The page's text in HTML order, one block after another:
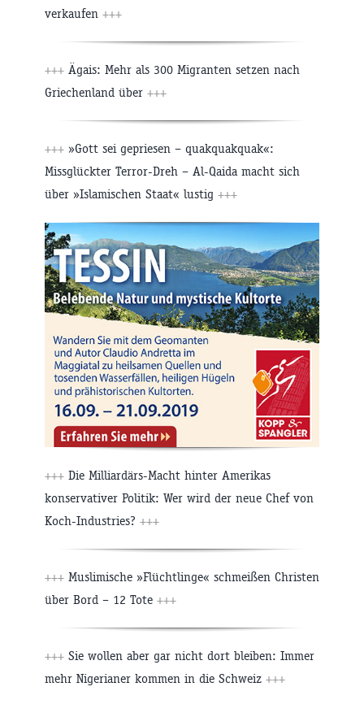
verkaufen +++
+++ Ägais: Mehr als 300 Migranten setzen nach
Griechenland über +++
+++ »Gott sei gepriesen – quakquakquak«:
Missglückter Terror-Dreh – Al-Qaida macht sich
über »Islamischen Staat« lustig +++
+++ Die Milliardärs-Macht hinter Amerikas
konservativer Politik: Wer wird der neue Chef von
Koch-Industries? +++
+++ Muslimische »Flüchtlinge« schmeißen Christen
über Bord – 12 Tote +++
+++ Sie wollen aber gar nicht dort bleiben: Immer
mehr Nigerianer kommen in die Schweiz +++